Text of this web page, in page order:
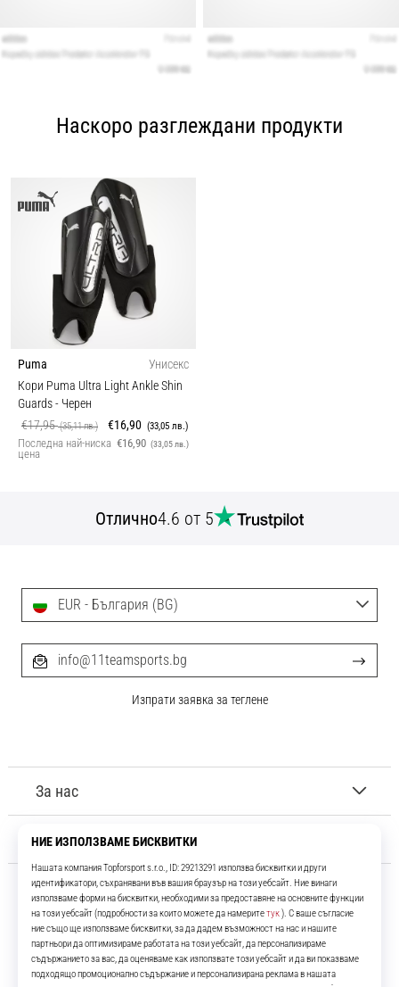
Наскоро разглеждани продукти
Puma
Унисекс
Кори Puma Ultra Light Ankle Shin
Guards- Черен
€17,95(35,11 лв.) €16,90 (33,05 лв.)
Последна най-ниска
цена
€16,90 (33,05 лв.)
Отлично4.6 от 5
11teamsports.bg
Повече от 16 години ние сме ваши съотборници, представяйки ви
най-добрите и най-новите футболни продукти.
За нас
Обслужване на клиенти
EUR - България (BG)
info@11teamsports.bg
Изпрати заявка за теглене